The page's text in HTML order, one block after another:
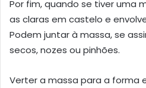
Por fim, quando se tiver uma
as claras em castelo e
Podem juntar à massa, se
secos, nozes ou pinhões.
Verter a massa para a forma